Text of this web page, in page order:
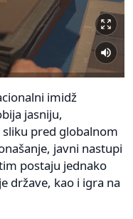
imidž
jasniju,
pred globalnom
javni nastupi
postaju jednako
države, kao i igra na